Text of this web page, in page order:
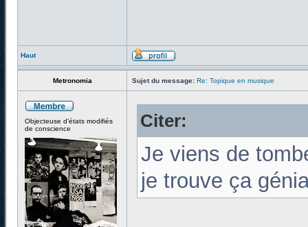
Haut
Metronomia Sujet du message: Re: Topique en musique
Objecteuse d'états modifiés
de conscience
Citer:
Je viens de
je trouve ça